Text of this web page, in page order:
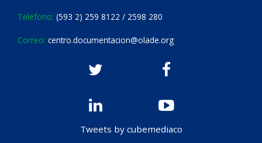
Teléfono: (593 2) 259 8122 / 2598 280
Correo: centro.documentacion@olade.org
Tweets by cubemediaco